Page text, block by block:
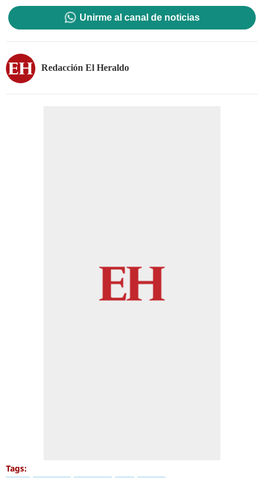
Unirme al canal de noticias
Redacción El Heraldo
Tags: